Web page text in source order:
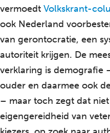
vermoedt Volkskrant-
ook Nederland
van gerontocratie, een
autoriteit krijgen. De
verklaring is demografie
ouder en daarmee ook
– maar toch zegt dat
eigengereidheid van